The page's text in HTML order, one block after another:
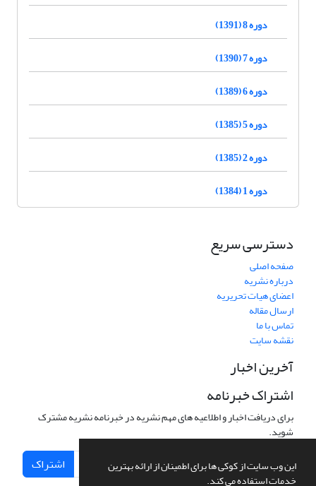
این وب سایت از کوکی ها برای اطمینان از ارائه بهترین
خدمات استفاده می کند.
دوره 8 (1391)
دوره 7 (1390)
دوره 6 (1389)
دوره 5 (1385)
دوره 2 (1385)
دوره 1 (1384)
دسترسی سریع
صفحه اصلی
درباره نشریه
اعضای هیات تحریریه
ارسال مقاله
تماس با ما
نقشه سایت
آخرین اخبار
اشتراک خبرنامه
برای دریافت اخبار و اطلاعیه های مهم نشریه در خبرنامه نشریه مشترک
شوید.
اشتراک